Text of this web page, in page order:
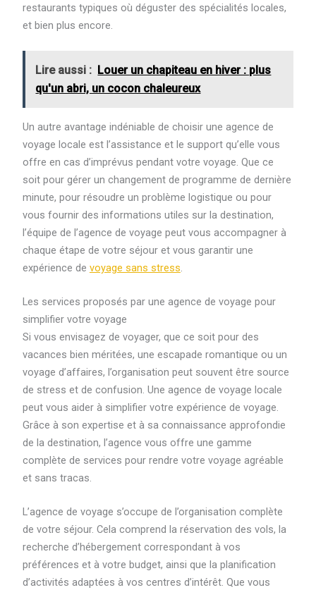
restaurants typiques où déguster des spécialités locales,
et bien plus encore.
Lire aussi : Louer un chapiteau en hiver : plus
qu'un abri, un cocon chaleureux
Un autre avantage indéniable de choisir une agence de
voyage locale est l’assistance et le support qu’elle vous
offre en cas d’imprévus pendant votre voyage. Que ce
soit pour gérer un changement de programme de dernière
minute, pour résoudre un problème logistique ou pour
vous fournir des informations utiles sur la destination,
l’équipe de l’agence de voyage peut vous accompagner à
chaque étape de votre séjour et vous garantir une
expérience de voyage sans stress.
Les services proposés par une agence de voyage pour
simplifier votre voyage
Si vous envisagez de voyager, que ce soit pour des
vacances bien méritées, une escapade romantique ou un
voyage d’affaires, l’organisation peut souvent être source
de stress et de confusion. Une agence de voyage locale
peut vous aider à simplifier votre expérience de voyage.
Grâce à son expertise et à sa connaissance approfondie
de la destination, l’agence vous offre une gamme
complète de services pour rendre votre voyage agréable
et sans tracas.
L’agence de voyage s’occupe de l’organisation complète
de votre séjour. Cela comprend la réservation des vols, la
recherche d’hébergement correspondant à vos
préférences et à votre budget, ainsi que la planification
d’activités adaptées à vos centres d’intérêt. Que vous